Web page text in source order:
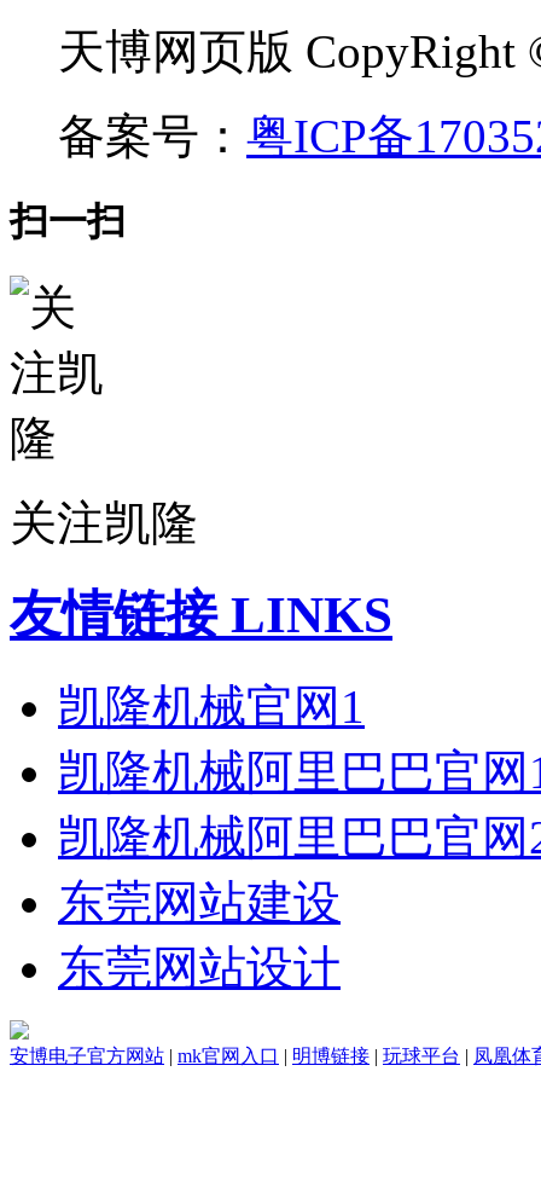
天博网页版 CopyRight
备案号： 粤ICP备
扫一扫
关注凯隆
友情链接 LINKS
凯隆机械官网1
凯隆机械阿里巴巴官网
凯隆机械阿里巴巴官网
东莞网站建设
东莞网站设计
安博电子官方网站 | mk官网入口 | 明博链接 | 玩球平台 | 凤凰体